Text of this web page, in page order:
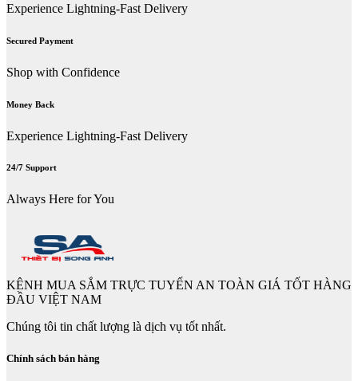
Experience Lightning-Fast Delivery
Secured Payment
Shop with Confidence
Money Back
Experience Lightning-Fast Delivery
24/7 Support
Always Here for You
KÊNH MUA SẮM TRỰC TUYẾN AN TOÀN GIÁ TỐT HÀNG
ĐẦU VIỆT NAM
Chúng tôi tin chất lượng là dịch vụ tốt nhất.
Chính sách bán hàng